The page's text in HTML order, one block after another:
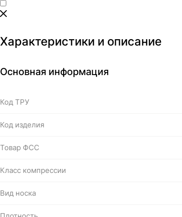
Характеристики и описание
Основная информация
Код ТРУ
Код изделия
Товар ФСС
Класс компрессии
Вид носка